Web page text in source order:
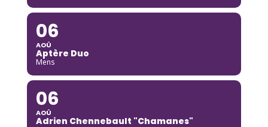
06
AOÛ
Aptère Duo
Mens
06
AOÛ
Adrien Chennebault "Chamanes"